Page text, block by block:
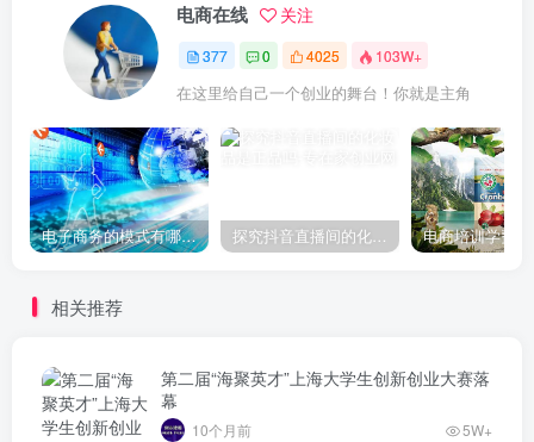
电商在线 关注
377 0 4025 103W+
在这里给自己一个创业的舞台！你就是主角
电子商务的模式有哪些？5种电商的商业模式 探究抖音直播间的化妆品是正品吗
相关推荐
第二届“海聚英才”上海大学生创新创业大赛落
幕
10个月前 5W+